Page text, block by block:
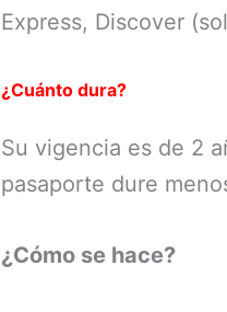
Express, Discover
¿Cuánto dura?
Su vigencia es de 2
pasaporte dure
¿Cómo se hace?